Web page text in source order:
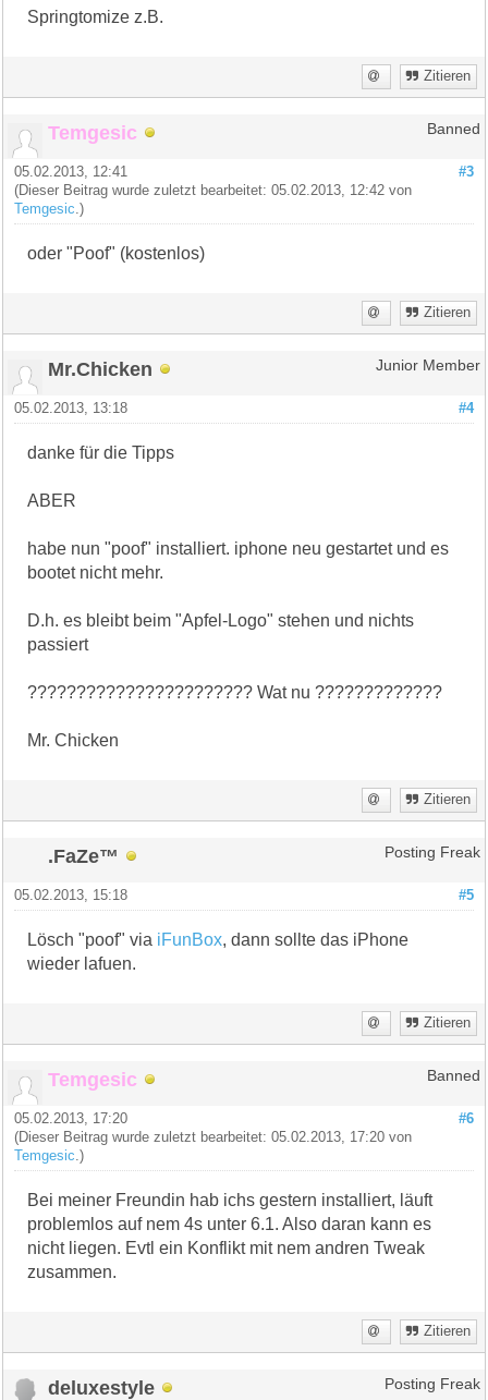
Springtomize z.B.
Zitieren
Temgesic Banned
#3
05.02.2013, 12:41
(Dieser Beitrag wurde zuletzt bearbeitet: 05.02.2013, 12:42 von
Temgesic .)
oder "Poof" (kostenlos)
Zitieren
Mr.Chicken Junior Member
#4
05.02.2013, 13:18
danke für die Tipps
ABER
habe nun "poof" installiert. iphone neu gestartet und es
bootet nicht mehr.
D.h. es bleibt beim "Apfel-Logo" stehen und nichts
passiert
??????????????????????? Wat nu ?????????????
Mr. Chicken
Zitieren
.FaZe™ Posting Freak
#5
05.02.2013, 15:18
Lösch "poof" via iFunBox, dann sollte das iPhone
wieder lafuen.
Zitieren
Temgesic Banned
#6
05.02.2013, 17:20
(Dieser Beitrag wurde zuletzt bearbeitet: 05.02.2013, 17:20 von
Temgesic .)
Bei meiner Freundin hab ichs gestern installiert, läuft
problemlos auf nem 4s unter 6.1. Also daran kann es
nicht liegen. Evtl ein Konflikt mit nem andren Tweak
zusammen.
Zitieren
deluxestyle Posting Freak